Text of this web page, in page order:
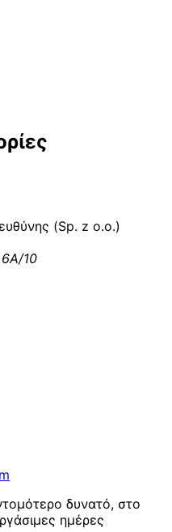
αναγνωριστικό
(Sp. z o.o.)
10
δυνατό, στο
ημέρες